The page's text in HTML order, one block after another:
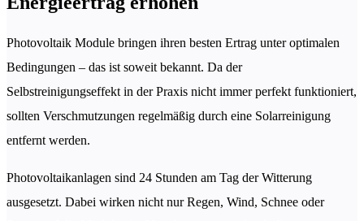
Photovoltaik Module bringen ihren besten Ertrag unter optimalen
Bedingungen – das ist soweit bekannt. Da der
Selbstreinigungseffekt in der Praxis nicht immer perfekt funktioniert,
sollten Verschmutzungen regelmäßig durch eine Solarreinigung
entfernt werden.
Photovoltaikanlagen sind 24 Stunden am Tag der Witterung
ausgesetzt. Dabei wirken nicht nur Regen, Wind, Schnee oder